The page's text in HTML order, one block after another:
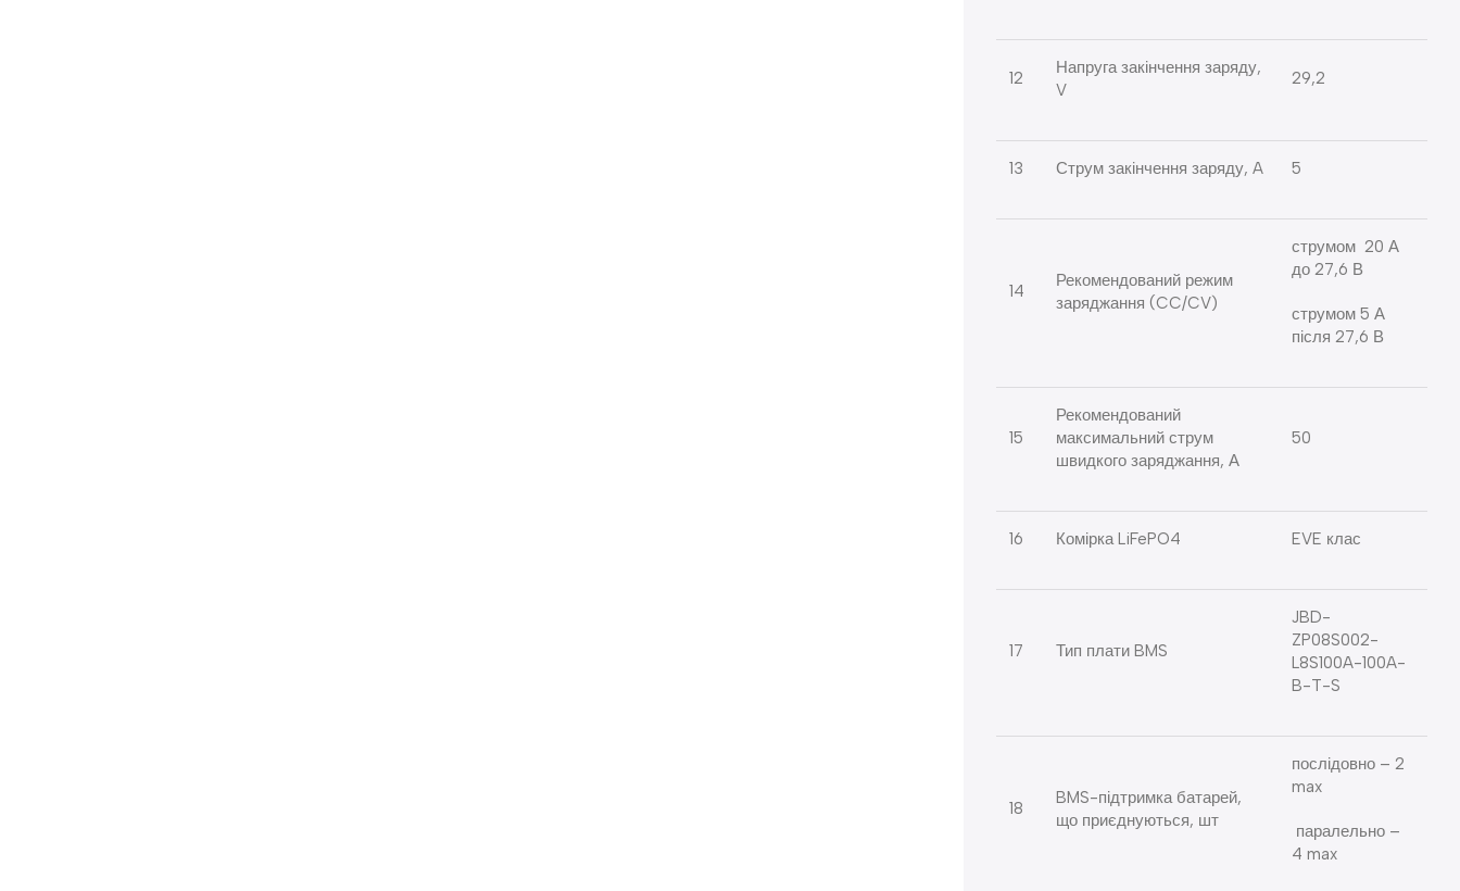
12
Напруга закінчення заряду,
V
29,2
13 Струм закінчення заряду, A 5
14
Рекомендований режим
заряджання (CC/CV)
струмом 20 А
до 27,6 В
струмом 5 А
після 27,6 В
15
Рекомендований
максимальний струм
швидкого заряджання, А
50
16 Комірка LiFePO4 EVE клас
17 Тип плати BMS
JBD-
ZP08S002-
L8S100A-100A-
B-T-S
18
BMS-підтримка батарей,
що приєднуються, шт
послідовно – 2
max
паралельно –
4 max